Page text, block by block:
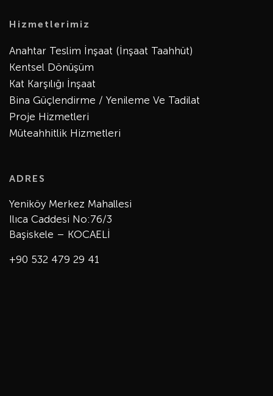
Hizmetlerimiz
Anahtar Teslim İnşaat (İnşaat Taahhüt)
Kentsel Dönüşüm
Kat Karşılığı İnşaat
Bina Güçlendirme / Yenileme Ve Tadilat
Proje Hizmetleri
Müteahhitlik Hizmetleri
ADRES
Yeniköy Merkez Mahallesi
Ilıca Caddesi No:76/3
Başiskele – KOCAELİ
+90 532 479 29 41